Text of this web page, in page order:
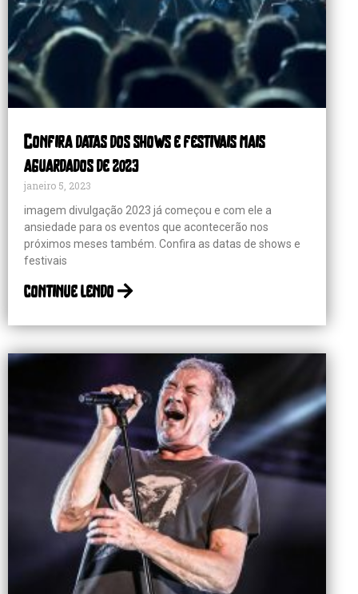
Confira datas dos shows e festivais mais
aguardados de 2023
janeiro 5, 2023
imagem divulgação 2023 já começou e com ele a
ansiedade para os eventos que acontecerão nos
próximos meses também. Confira as datas de shows e
festivais
continue lendo